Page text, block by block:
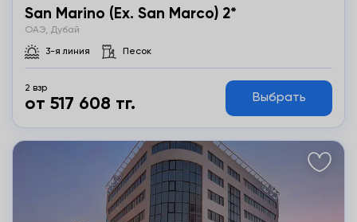
San Marino (ex. San Marco) 2*
ОАЭ, Дубай
3-я линия Песок
2 взр
от 517 608 тг. Выбрать
Подробнее